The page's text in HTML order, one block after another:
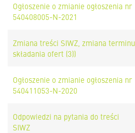
Ogłoszenie o zmianie ogłoszenia nr
540408005-N-2021
Zmiana treści SIWZ, zmiana terminu
składania ofert (3))
Ogłoszenie o zmianie ogłoszenia nr
540411053-N-2020
Odpowiedzi na pytania do treści
SIWZ